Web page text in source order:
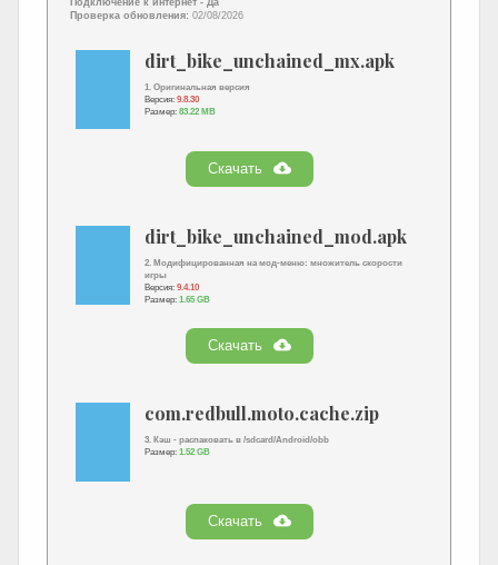
Проверка обновления: 02/08/2026
dirt_bike_unchained_mx.apk
1. Оригинальная версия
Версия: 9.8.30
Размер: 83.22 MB
Скачать
dirt_bike_unchained_mod.apk
2. Модифицированная на мод-меню: множитель скорости
игры
Версия: 9.4.10
Размер: 1.65 GB
Скачать
com.redbull.moto.cache.zip
3. Кэш - распаковать в /sdcard/Android/obb
Размер: 1.52 GB
Скачать